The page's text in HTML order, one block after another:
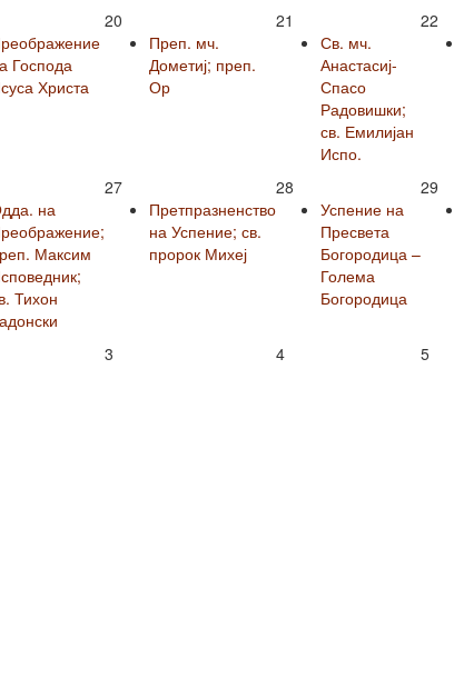
Господа
Христа
20
Преп. мч.
Дометиј; преп.
Ор
21
Св. мч.
Анастасиј-
Спасо
Радовишки;
св. Емилијан
Испо.
22
на
Максим
Тихон
27
Претпразненство
на Успение; св.
пророк Михеј
28
Успение на
Пресвета
Богородица –
Голема
Богородица
29
3 4 5